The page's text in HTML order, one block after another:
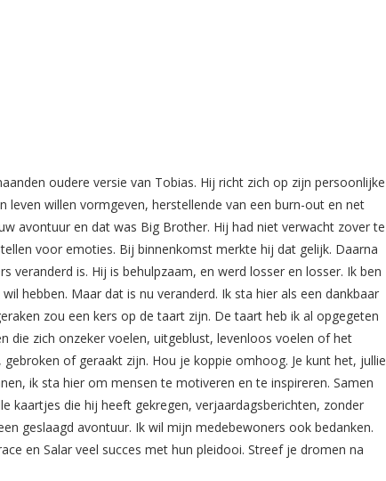
oudere versie van Tobias. Hij richt zich op zijn persoonlijke
leven willen vormgeven, herstellende van een burn-out en net
avontuur en dat was Big Brother. Hij had niet verwacht zover te
voor emoties. Bij binnenkomst merkte hij dat gelijk. Daarna
veranderd is. Hij is behulpzaam, en werd losser en losser. Ik ben
hebben. Maar dat is nu veranderd. Ik sta hier als een dankbaar
zou een kers op de taart zijn. De taart heb ik al opgegeten
die zich onzeker voelen, uitgeblust, levenloos voelen of het
of geraakt zijn. Hou je koppie omhoog. Je kunt het, jullie
ik sta hier om mensen te motiveren en te inspireren. Samen
kaartjes die hij heeft gekregen, verjaardagsberichten, zonder
geslaagd avontuur. Ik wil mijn medebewoners ook bedanken.
en Salar veel succes met hun pleidooi. Streef je dromen na